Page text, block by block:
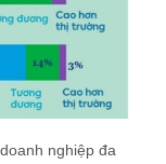
nghiệp đa